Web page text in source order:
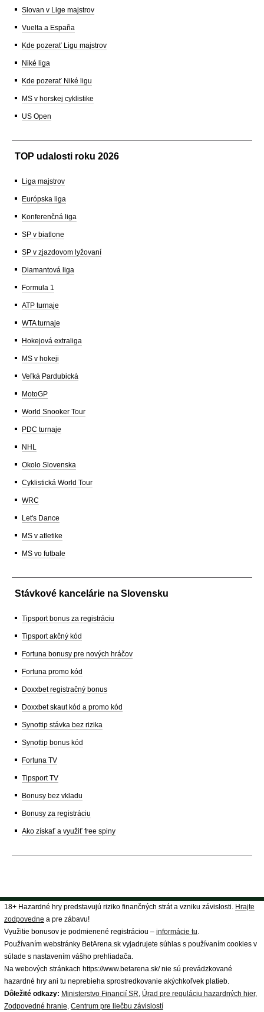
Slovan v Lige majstrov
Vuelta a España
Kde pozerať Ligu majstrov
Niké liga
Kde pozerať Niké ligu
MS v horskej cyklistike
US Open
TOP udalosti roku 2026
Liga majstrov
Európska liga
Konferenčná liga
SP v biatlone
SP v zjazdovom lyžovaní
Diamantová liga
Formula 1
ATP turnaje
WTA turnaje
Hokejová extraliga
MS v hokeji
Veľká Pardubická
MotoGP
World Snooker Tour
PDC turnaje
NHL
Okolo Slovenska
Cyklistická World Tour
WRC
Let's Dance
MS v atletike
MS vo futbale
Stávkové kancelárie na Slovensku
Tipsport bonus za registráciu
Tipsport akčný kód
Fortuna bonusy pre nových hráčov
Fortuna promo kód
Doxxbet registračný bonus
Doxxbet skaut kód a promo kód
Synottip stávka bez rizika
Synottip bonus kód
Fortuna TV
Tipsport TV
Bonusy bez vkladu
Bonusy za registráciu
Ako získať a využiť free spiny
18+ Hazardné hry predstavujú riziko finančných strát a vzniku závislosti. Hrajte
zodpovedne a pre zábavu!
Využitie bonusov je podmienené registráciou – informácie tu
Používaním webstránky BetArena.sk vyjadrujete súhlas s používaním cookies v
súlade s nastavením vášho prehliadača.
Na webových stránkach https://www.betarena.sk/ nie sú prevádzkované
hazardné hry ani tu neprebieha sprostredkovanie akýchkoľvek platieb.
Dôležité odkazy: Ministerstvo Financií SR Úrad pre reguláciu hazardných hier,
Zodpovedné hranie Centrum pre liečbu závislostí